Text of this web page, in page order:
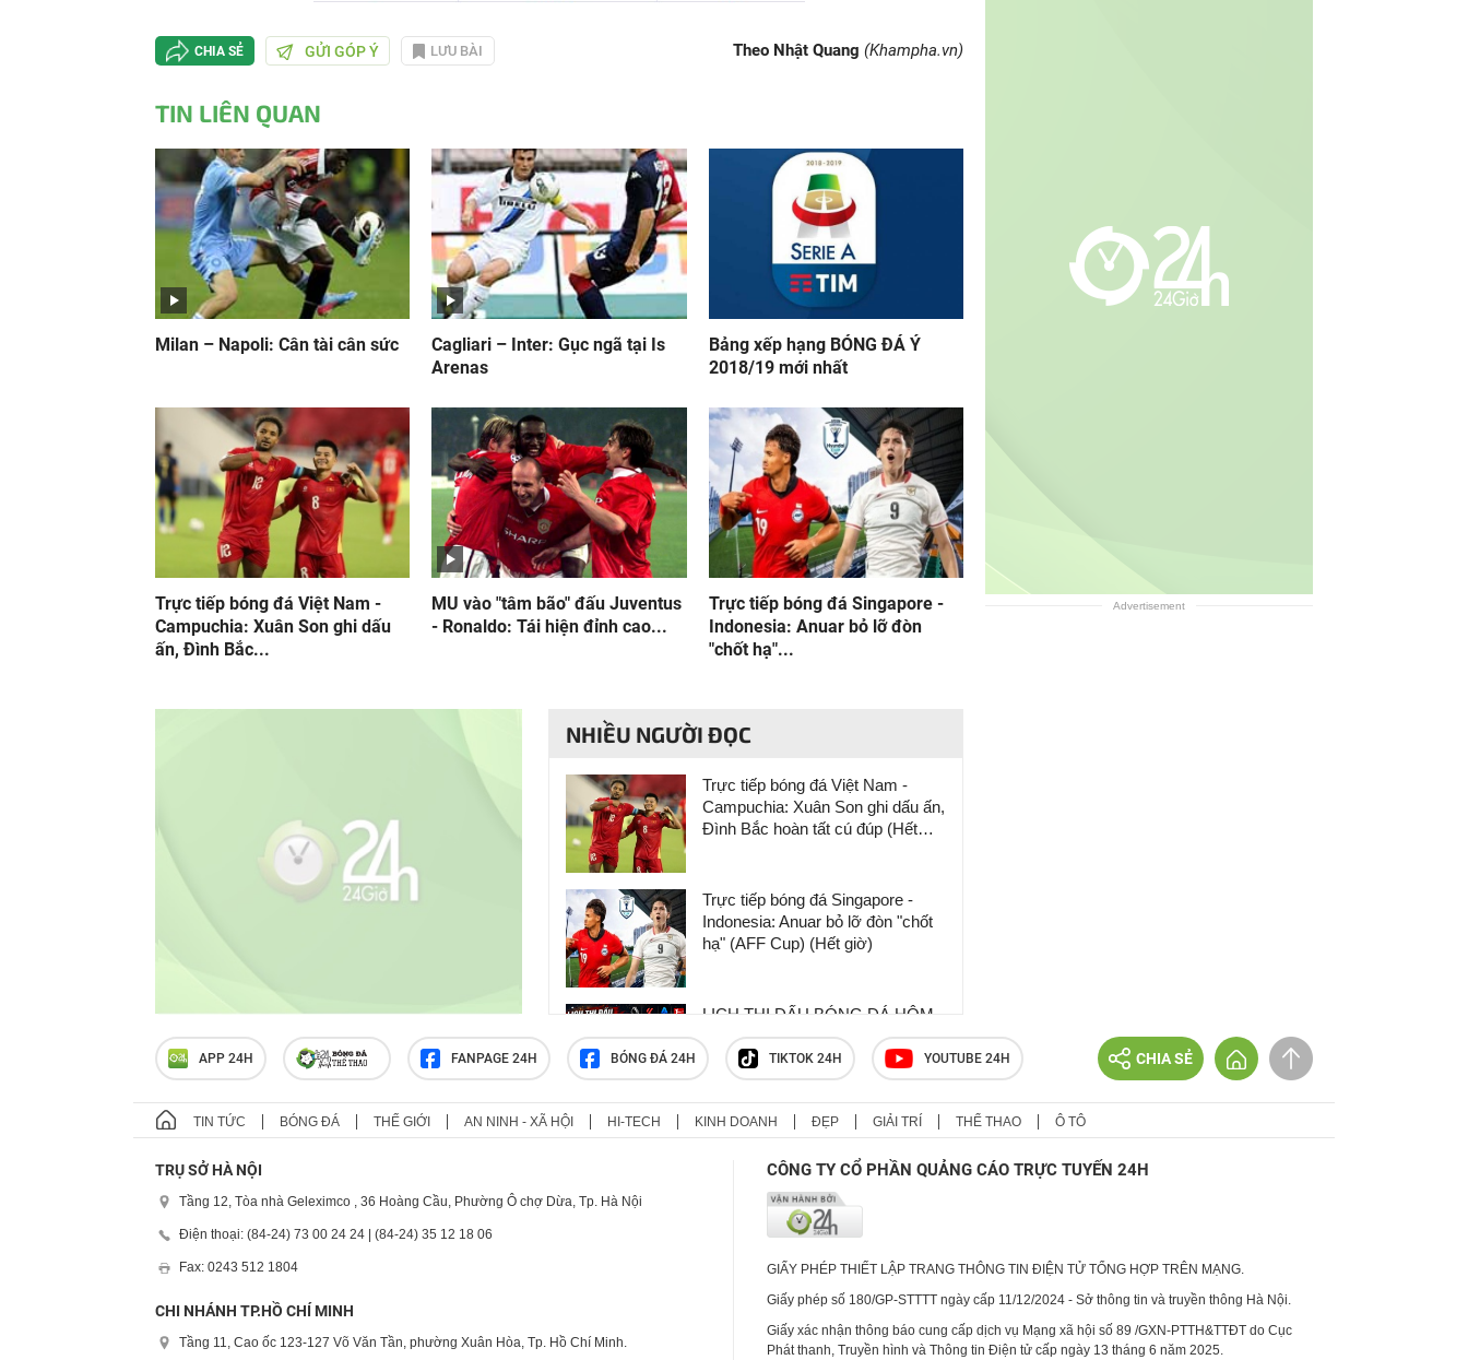
CHIA SẺ GỬI GÓP Ý LƯU BÀI Theo Nhật Quang (Khampha.vn)
TIN LIÊN QUAN
Milan – Napoli: Cân tài cân sức
Cagliari – Inter: Gục ngã tại Is
Arenas
Bảng xếp hạng BÓNG ĐÁ Ý
2018/19 mới nhất
Trực tiếp bóng đá Việt Nam -
Campuchia: Xuân Son ghi dấu
ấn, Đình Bắc...
MU vào "tâm bão" đấu Juventus
- Ronaldo: Tái hiện đỉnh cao...
Trực tiếp bóng đá Singapore -
Indonesia: Anuar bỏ lỡ đòn
"chốt hạ"...
NHIỀU NGƯỜI ĐỌC
Trực tiếp bóng đá Việt Nam -
Campuchia: Xuân Son ghi dấu ấn,
Đình Bắc hoàn tất cú đúp (Hết
Trực tiếp bóng đá Singapore -
Indonesia: Anuar bỏ lỡ đòn "chốt
hạ" (AFF Cup) (Hết giờ)
LỊCH THI ĐẤU BÓNG ĐÁ HÔM
NAY MỚI NHẤT: Nóng giao hữu
CLB, League Cup Anh, AFF Cup
Lịch thi đấu ASEAN Cup 2026
đội tuyển Việt Nam
Advertisement
APP 24H FANPAGE 24H BÓNG ĐÁ 24H TIKTOK 24H YOUTUBE 24H CHIA SẺ
TIN TỨC BÓNG ĐÁ THẾ GIỚI AN NINH - XÃ HỘI HI-TECH KINH DOANH ĐẸP GIẢI TRÍ THỂ THAO Ô TÔ
TRỤ SỞ HÀ NỘI
Tầng 12, Tòa nhà Geleximco , 36 Hoàng Cầu, Phường Ô chợ Dừa, Tp. Hà Nội
Điện thoại: (84-24) 73 00 24 24 | (84-24) 35 12 18 06
Fax: 0243 512 1804
CHI NHÁNH TP.HỒ CHÍ MINH
Tầng 11, Cao ốc 123-127 Võ Văn Tần, phường Xuân Hòa, Tp. Hồ Chí Minh.
CÔNG TY CỔ PHẦN QUẢNG CÁO TRỰC TUYẾN 24H
GIẤY PHÉP THIẾT LẬP TRANG THÔNG TIN ĐIỆN TỬ TỔNG HỢP TRÊN MẠNG.
Giấy phép số 180/GP-STTTT ngày cấp 11/12/2024 - Sở thông tin và truyền thông Hà Nội.
Giấy xác nhận thông báo cung cấp dịch vụ Mạng xã hội số 89 /GXN-PTTH&TTĐT do Cục
Phát thanh, Truyền hình và Thông tin Điện tử cấp ngày 13 tháng 6 năm 2025.